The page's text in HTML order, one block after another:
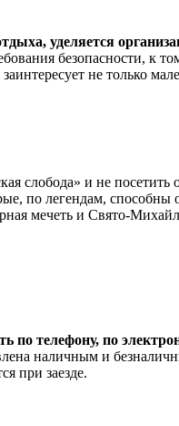
уделяется
безопасности, к
не только
слобода» и не
по легендам, способны
мечеть и Свято-
по телефону, по
наличным и
при заезде.